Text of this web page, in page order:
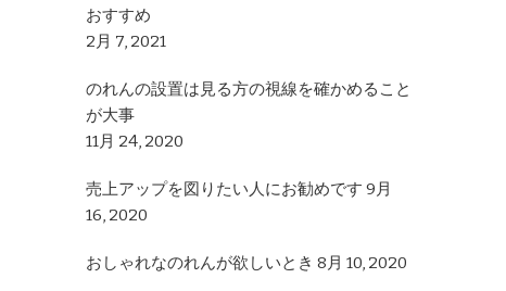
おすすめ
2月 7, 2021
のれんの設置は見る方の視線を確かめること
が大事
11月 24, 2020
売上アップを図りたい人にお勧めです 9月
16, 2020
おしゃれなのれんが欲しいとき 8月 10, 2020